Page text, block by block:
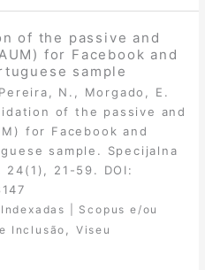
of the passive and
for Facebook and
sample
N., Morgado, E.
of the passive and
for Facebook and
sample. Specijalna
21-59. DOI:
| Scopus e/ou
Inclusão Viseu